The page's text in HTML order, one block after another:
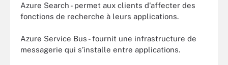
Azure Search - permet aux clients d'affecter des
fonctions de recherche à leurs applications.
Azure Service Bus - fournit une infrastructure de
messagerie qui s’installe entre applications.